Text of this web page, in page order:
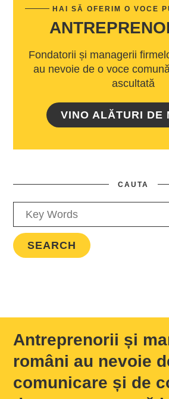
HAI SĂ OFERIM O VOCE
Fondatorii și managerii
au nevoie de o voce
ascultată
VINO ALĂTURI DE
CAUTA
Antreprenorii și
români au nevoie
comunicare și de